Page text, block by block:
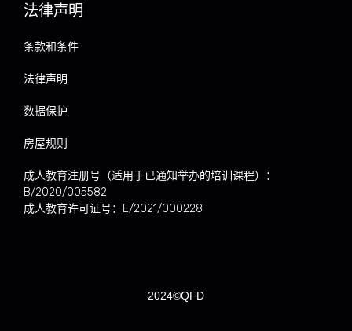
法律声明
条款和条件
法律声明
数据保护
房屋规则
成人教育注册号（适用于已通知举办的培训课程）：
B/2020/005582
成人教育许可证号：E/2021/000228
2024©QFD